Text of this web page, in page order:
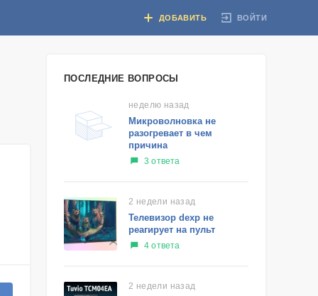
ВОЙТИ
ДОБАВИТЬ
ПОСЛЕДНИЕ ВОПРОСЫ
неделю назад
Микроволновка не
разогревает в чем
причина
3 ответа
2 недели назад
Телевизор dexp не
реагирует на пульт
4 ответа
2 недели назад